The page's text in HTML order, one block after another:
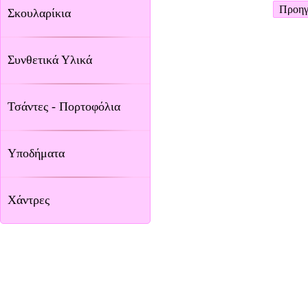
Σκουλαρίκια
Συνθετικά Υλικά
Τσάντες - Πορτοφόλια
Υποδήματα
Χάντρες